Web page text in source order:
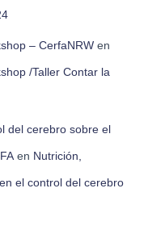
– CerfaNRW en
/Taller Contar la
del cerebro sobre el
en Nutrición,
el control del cerebro